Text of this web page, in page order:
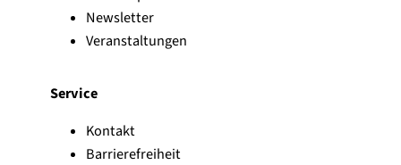
Newsletter
Veranstaltungen
Service
Kontakt
Barrierefreiheit